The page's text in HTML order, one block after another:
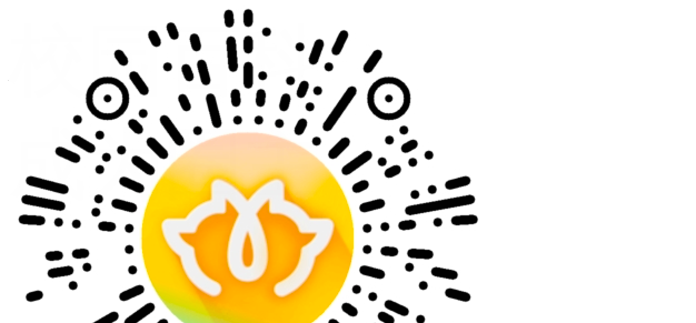
校园百科
成为圈主
“狐友”是搜狐主推
台与圈主共同打造
——圈子。在这里
找同学
认识新同学
关注学校新鲜事，
找搭子
兴趣同频，客串人生
志趣相同，素不相
找同好
逛圈子找同好
加入圈子和志趣相
找同乡
寻根觅友，同乡情
千里相隔心不离，
发现世界
更多有趣的内容等
认识更多有趣的狐友